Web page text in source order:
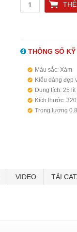
THÔNG SỐ
Màu sắc: Xám
Kiểu dáng đẹp
Dung tích: 25
Kích thước:
Trọng lượng
VIDEO TẢI